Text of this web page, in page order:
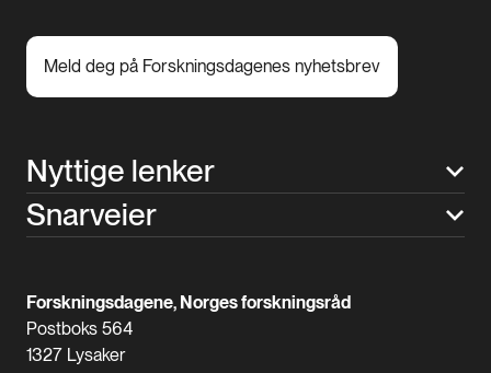
Meld deg på Forskningsdagenes nyhetsbrev
Nyttige lenker
Snarveier
Forskningsdagene, Norges forskningsråd
Postboks 564
1327 Lysaker